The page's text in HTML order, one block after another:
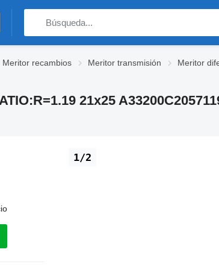
Meritor recambios Meritor transmisión Meritor
21x25
1/2